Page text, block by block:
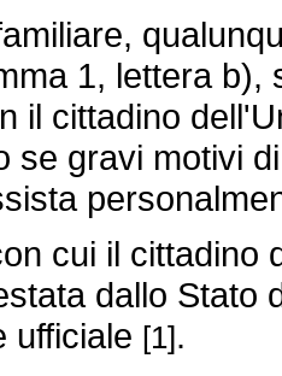
1, lettera
il cittadino
se gravi motivi
cui il cittadino
dallo Stato
ufficiale [1].